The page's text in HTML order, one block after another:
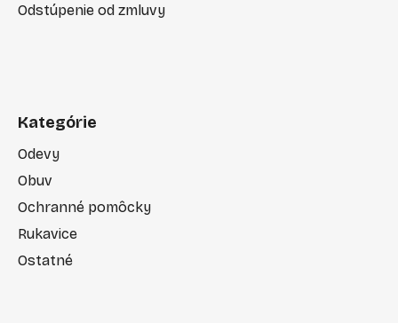
Odstúpenie od zmluvy
Kategórie
Odevy
Obuv
Ochranné pomôcky
Rukavice
Ostatné